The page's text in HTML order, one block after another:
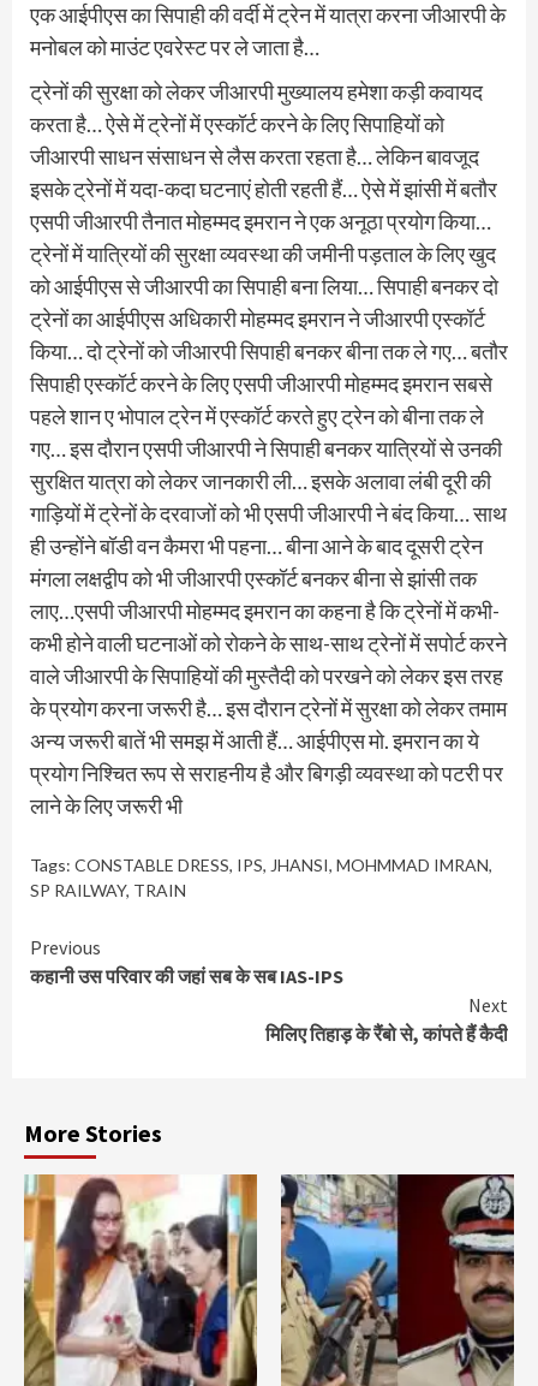
एक आईपीएस का सिपाही की वर्दी में ट्रेन में यात्रा करना जीआरपी के
मनोबल को माउंट एवरेस्ट पर ले जाता है…
ट्रेनों की सुरक्षा को लेकर जीआरपी मुख्यालय हमेशा कड़ी कवायद
करता है… ऐसे में ट्रेनों में एस्कॉर्ट करने के लिए सिपाहियों को
जीआरपी साधन संसाधन से लैस करता रहता है… लेकिन बावजूद
इसके ट्रेनों में यदा-कदा घटनाएं होती रहती हैं… ऐसे में झांसी में बतौर
एसपी जीआरपी तैनात मोहम्मद इमरान ने एक अनूठा प्रयोग किया…
ट्रेनों में यात्रियों की सुरक्षा व्यवस्था की जमीनी पड़ताल के लिए खुद
को आईपीएस से जीआरपी का सिपाही बना लिया… सिपाही बनकर दो
ट्रेनों का आईपीएस अधिकारी मोहम्मद इमरान ने जीआरपी एस्कॉर्ट
किया… दो ट्रेनों को जीआरपी सिपाही बनकर बीना तक ले गए… बतौर
सिपाही एस्कॉर्ट करने के लिए एसपी जीआरपी मोहम्मद इमरान सबसे
पहले शान ए भोपाल ट्रेन में एस्कॉर्ट करते हुए ट्रेन को बीना तक ले
गए… इस दौरान एसपी जीआरपी ने सिपाही बनकर यात्रियों से उनकी
सुरक्षित यात्रा को लेकर जानकारी ली… इसके अलावा लंबी दूरी की
गाड़ियों में ट्रेनों के दरवाजों को भी एसपी जीआरपी ने बंद किया… साथ
ही उन्होंने बॉडी वन कैमरा भी पहना… बीना आने के बाद दूसरी ट्रेन
मंगला लक्षद्वीप को भी जीआरपी एस्कॉर्ट बनकर बीना से झांसी तक
लाए…एसपी जीआरपी मोहम्मद इमरान का कहना है कि ट्रेनों में कभी-
कभी होने वाली घटनाओं को रोकने के साथ-साथ ट्रेनों में सपोर्ट करने
वाले जीआरपी के सिपाहियों की मुस्तैदी को परखने को लेकर इस तरह
के प्रयोग करना जरूरी है… इस दौरान ट्रेनों में सुरक्षा को लेकर तमाम
अन्य जरूरी बातें भी समझ में आती हैं… आईपीएस मो. इमरान का ये
प्रयोग निश्चित रूप से सराहनीय है और बिगड़ी व्यवस्था को पटरी पर
लाने के लिए जरूरी भी
Tags: CONSTABLE DRESS, IPS, JHANSI, MOHMMAD IMRAN,
SP RAILWAY, TRAIN
Continue
Reading
Previous
कहानी उस परिवार की जहां सब के सब IAS-IPS
Next
मिलिए तिहाड़ के रैंबो से, कांपते हैं कैदी
More Stories